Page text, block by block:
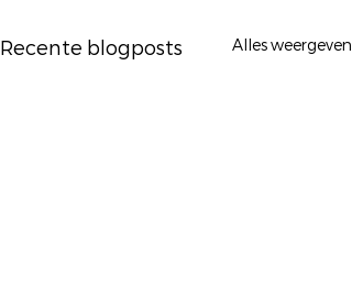
Recente blogposts Alles weergeven